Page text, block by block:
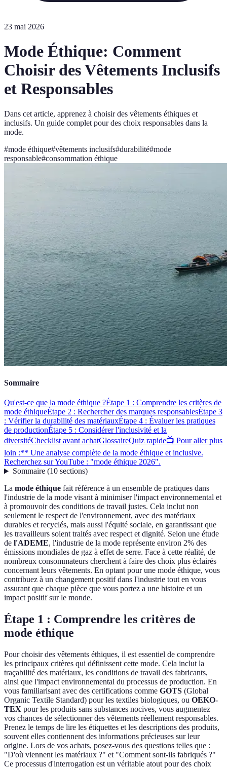
23 mai 2026
Mode Éthique: Comment
Choisir des Vêtements Inclusifs
et Responsables
Dans cet article, apprenez à choisir des vêtements éthiques et
inclusifs. Un guide complet pour des choix responsables dans la
mode.
#mode éthique#vêtements inclusifs#durabilité#mode
responsable#consommation éthique
Sommaire
Qu'est-ce que la mode éthique ?Étape 1 : Comprendre les critères de
mode éthiqueÉtape 2 : Rechercher des marques responsablesÉtape 3
: Vérifier la durabilité des matériauxÉtape 4 : Évaluer les pratiques
de productionÉtape 5 : Considérer l'inclusivité et la
diversitéChecklist avant achatGlossaireQuiz rapide📺 Pour aller plus
loin :** Une analyse complète de la mode éthique et inclusive.
Recherchez sur YouTube : "mode éthique 2026".
Sommaire(10 sections)
La mode éthique fait référence à un ensemble de pratiques dans
l'industrie de la mode visant à minimiser l'impact environnemental et
à promouvoir des conditions de travail justes. Cela inclut non
seulement le respect de l'environnement, avec des matériaux
durables et recyclés, mais aussi l'équité sociale, en garantissant que
les travailleurs soient traités avec respect et dignité. Selon une étude
de l'ADEME, l'industrie de la mode représente environ 2% des
émissions mondiales de gaz à effet de serre. Face à cette réalité, de
nombreux consommateurs cherchent à faire des choix plus éclairés
concernant leurs vêtements. En optant pour une mode éthique, vous
contribuez à un changement positif dans l'industrie tout en vous
assurant que chaque pièce que vous portez a une histoire et un
impact positif sur le monde.
Étape 1 : Comprendre les critères de
mode éthique
Pour choisir des vêtements éthiques, il est essentiel de comprendre
les principaux critères qui définissent cette mode. Cela inclut la
traçabilité des matériaux, les conditions de travail des fabricants,
ainsi que l'impact environnemental du processus de production. En
vous familiarisant avec des certifications comme GOTS (Global
Organic Textile Standard) pour les textiles biologiques, ou OEKO-
TEX pour les produits sans substances nocives, vous augmentez
vos chances de sélectionner des vêtements réellement responsables.
Prenez le temps de lire les étiquettes et les descriptions des produits,
souvent elles contiennent des informations précieuses sur leur
origine. Lors de vos achats, posez-vous des questions telles que :
"D'où viennent les matériaux ?" et "Comment sont-ils fabriqués ?"
Ce processus d'interrogation est un véritable atout pour des choix